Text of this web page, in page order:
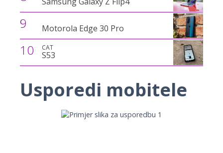
9 Motorola Edge 30 Pro
10 CAT
S53
Usporedi mobitele